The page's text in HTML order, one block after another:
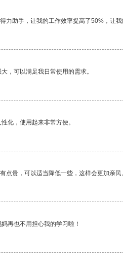
力助手，让我的工作效率提高了50%，让我
，可以满足我日常使用的需求。
化，使用起来非常方便。
点贵，可以适当降低一些，这样会更加亲民
再也不用担心我的学习啦！